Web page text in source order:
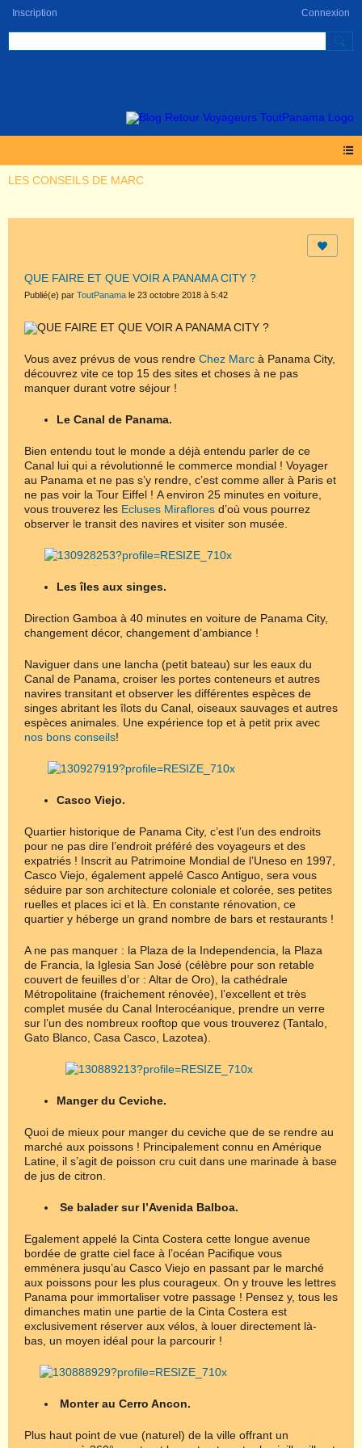
Inscription Connexion
LES CONSEILS DE MARC
QUE FAIRE ET QUE VOIR A PANAMA CITY ?
Publié(e) par ToutPanama le 23 octobre 2018 à 5:42
Vous avez prévus de vous rendre Chez Marc à Panama City,
découvrez vite ce top 15 des sites et choses à ne pas
manquer durant votre séjour !
Le Canal de Panama.
Bien entendu tout le monde a déjà entendu parler de ce
Canal lui qui a révolutionné le commerce mondial ! Voyager
au Panama et ne pas s’y rendre, c’est comme aller à Paris et
ne pas voir la Tour Eiffel ! A environ 25 minutes en voiture,
vous trouverez les Ecluses Miraflores d’où vous pourrez
observer le transit des navires et visiter son musée.
Les îles aux singes.
Direction Gamboa à 40 minutes en voiture de Panama City,
changement décor, changement d’ambiance !
Naviguer dans une lancha (petit bateau) sur les eaux du
Canal de Panama, croiser les portes conteneurs et autres
navires transitant et observer les différentes espèces de
singes abritant les îlots du Canal, oiseaux sauvages et autres
espèces animales. Une expérience top et à petit prix avec
nos bons conseils!
Casco Viejo.
Quartier historique de Panama City, c’est l’un des endroits
pour ne pas dire l’endroit préféré des voyageurs et des
expatriés ! Inscrit au Patrimoine Mondial de l’Uneso en 1997,
Casco Viejo, également appelé Casco Antiguo, sera vous
séduire par son architecture coloniale et colorée, ses petites
ruelles et places ici et là. En constante rénovation, ce
quartier y héberge un grand nombre de bars et restaurants !
A ne pas manquer : la Plaza de la Independencia, la Plaza
de Francia, la Iglesia San José (célèbre pour son retable
couvert de feuilles d’or : Altar de Oro), la cathédrale
Métropolitaine (fraichement rénovée), l’excellent et très
complet musée du Canal Interocéanique, prendre un verre
sur l’un des nombreux rooftop que vous trouverez (Tantalo,
Gato Blanco, Casa Casco, Lazotea).
Manger du Ceviche.
Quoi de mieux pour manger du ceviche que de se rendre au
marché aux poissons ! Principalement connu en Amérique
Latine, il s’agit de poisson cru cuit dans une marinade à base
de jus de citron.
Se balader sur l’Avenida Balboa.
Egalement appelé la Cinta Costera cette longue avenue
bordée de gratte ciel face à l’océan Pacifique vous
emmènera jusqu’au Casco Viejo en passant par le marché
aux poissons pour les plus courageux. On y trouve les lettres
Panama pour immortaliser votre passage ! Pensez y, tous les
dimanches matin une partie de la Cinta Costera est
exclusivement réserver aux vélos, à louer directement là-
bas, un moyen idéal pour la parcourir !
Monter au Cerro Ancon.
Plus haut point de vue (naturel) de la ville offrant un